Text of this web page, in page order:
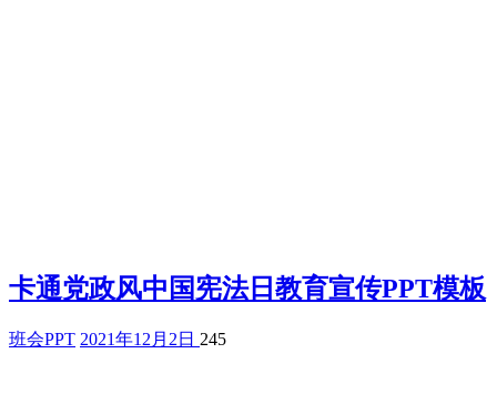
卡通党政风中国宪法日教育宣传PPT模板
班会PPT 2021年12月2日 245